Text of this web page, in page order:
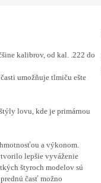
kalibrov, od kal. .222 do
umožňuje tlmiču ešte
lovu, kde je primárnou
a výkonom.
lepšie vyváženie
štyroch modelov sú
časť možno